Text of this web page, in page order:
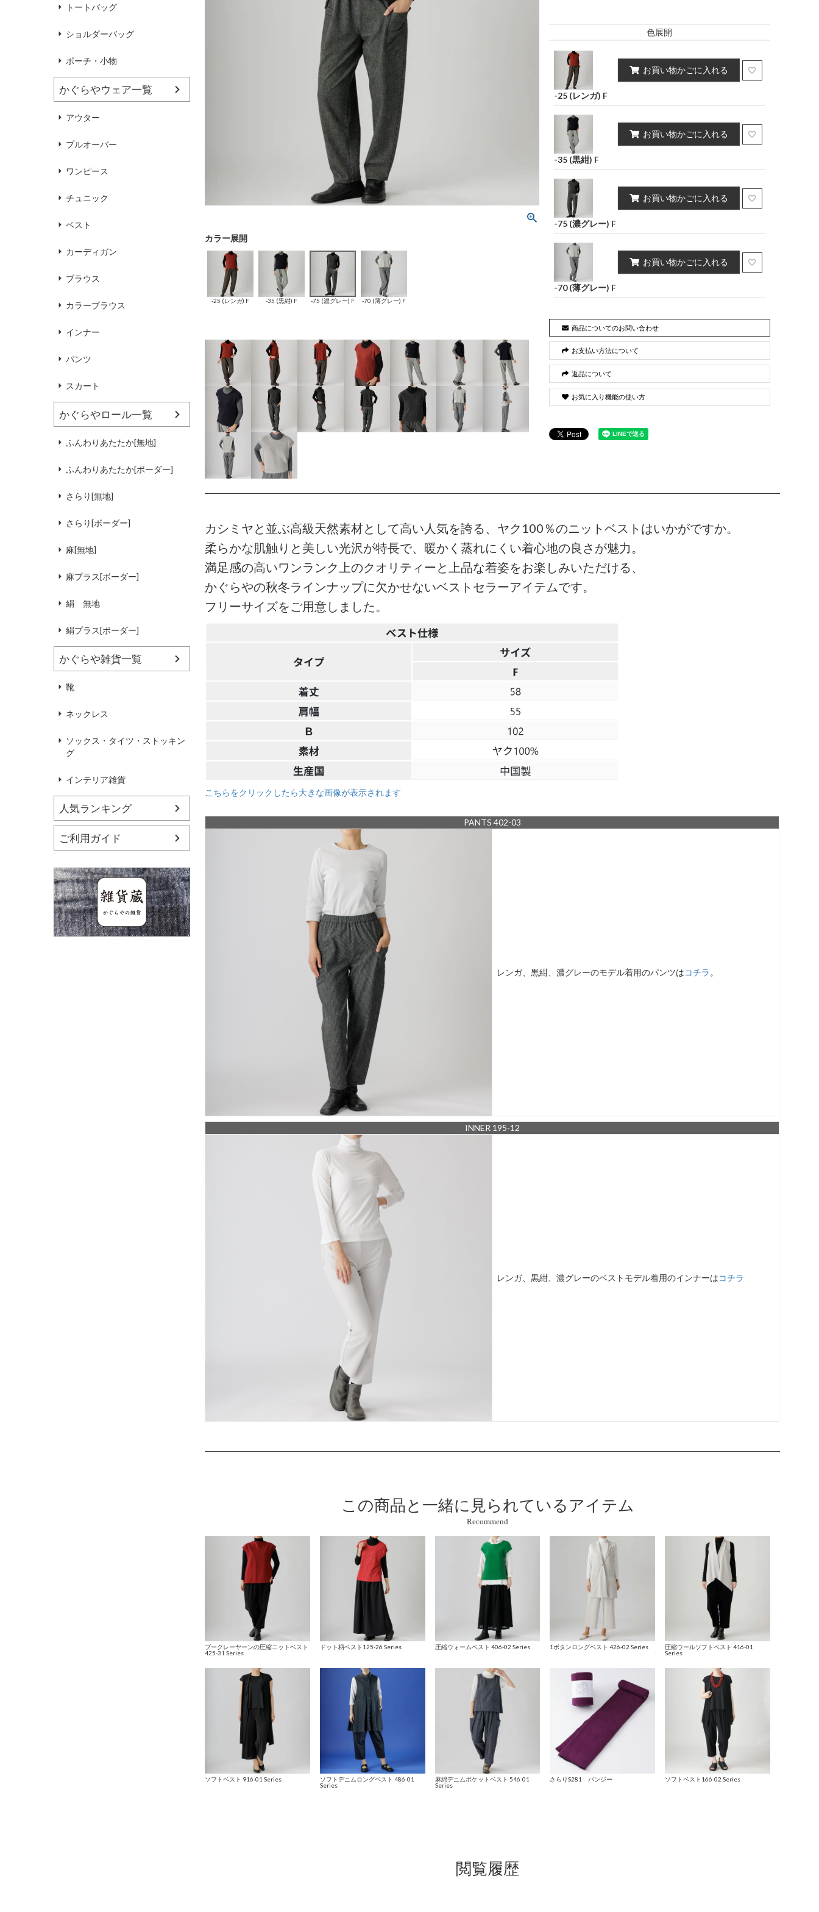
ハンドバッグ トートバッグ
かぐらやバッグ一覧
ブラウス インナー スカート
かぐらやウェア一覧
麻（無地）
麻12%、ラミー12%、
かぐらやロール一覧
ネックレス
雑貨一覧
トートバッグ
ショルダーバッグ
ポーチ・小物
かぐらやウェア一覧
アウター
プルオーバー
ワンピース
チュニック
ベスト
カーディガン
ブラウス
カラーブラウス
インナー
パンツ
スカート
かぐらやロール一覧
ふんわりあたたか[無地]
ふんわりあたたか[ボーダー]
さらり[無地]
さらり[ボーダー]
麻[無地]
麻プラス[ボーダー]
絹 無地
絹プラス[ボーダー]
かぐらや雑貨一覧
靴
ネックレス
ソックス・タイツ・ストッキン
グ
インテリア雑貨
人気ランキング
ご利用ガイド
-25 (レンガ) F -35 (黒紺) F -75 (濃グレー) F -70 (薄グレー) F
色展開
-25 (レンガ) F
お買い物かごに入れる
-35 (黒紺) F
お買い物かごに入れる
-75 (濃グレー) F
お買い物かごに入れる
-70 (薄グレー) F
お買い物かごに入れる
商品についてのお問い合わせ
お支払い方法について
返品について
お気に入り機能の使い方
カシミヤと並ぶ高級天然素材として高い人気を誇る、ヤク100％のニットベストはいかがですか。
柔らかな肌触りと美しい光沢が特長で、暖かく蒸れにくい着心地の良さが魅力。
満足感の高いワンランク上のクオリティーと上品な着姿をお楽しみいただける、
かぐらやの秋冬ラインナップに欠かせないベストセラーアイテムです。
フリーサイズをご用意しました。
こちらをクリックしたら大きな画像が表示されます
PANTS 402-03
レンガ、黒紺、濃グレーのモデル着用のパンツはコチラ 。
INNER 195-12
レンガ、黒紺、濃グレーのベストモデル着用のインナーはコチラ
この商品と 一緒に見られているアイテム
Recommend
ブークレーヤーンの圧縮ニットベスト
425-31 Series
ドット柄ベスト125-26 Series 圧縮ウォームベスト 406-02 Series 1ボタンロングベスト 426-02 Series
圧縮ウールソフトベスト 416-01
Series
ソフトベスト 916-01 Series
ソフトデニムロングベスト 486-01
Series
麻綿デニムポケットベスト 546-01
Series
さらりS281 パンジー ソフトベスト166-02 Series
閲覧履歴